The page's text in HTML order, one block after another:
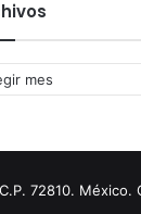
72810. México.